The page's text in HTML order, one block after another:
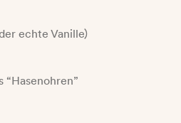
echte Vanille)
“Hasenohren”